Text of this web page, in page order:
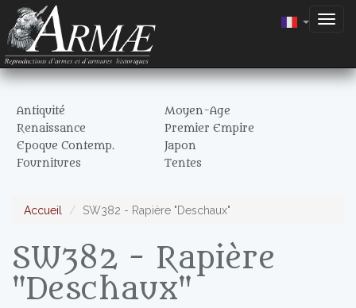
Antiquité
Moyen-Age
Renaissance
Premier Empire
Epoque Contemp.
Japon
Fournitures
Tentes
Accueil SW382 - Rapière "Deschaux"
SW382 - Rapière
"Deschaux"